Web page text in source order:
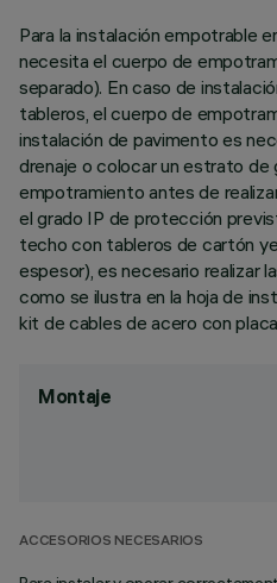
Para la instalación empotrable
necesita el cuerpo de
separado). En caso de
tableros, el cuerpo de
instalación de pavimento es
drenaje o colocar un estrato de
empotramiento antes de
el grado IP de protección
techo con tableros de cartón
espesor), es necesario realizar
como se ilustra en la hoja de
kit de cables de acero con
Montaje
ACCESORIOS NECESARIOS